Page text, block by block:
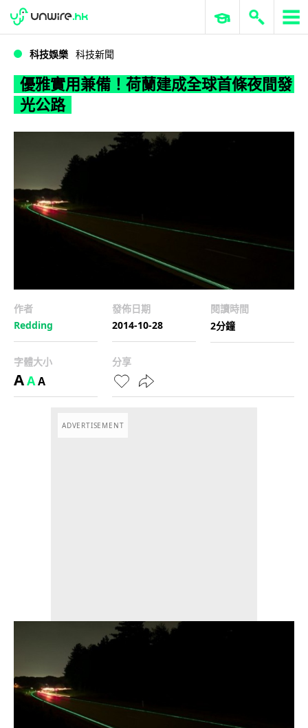
WWDC 2026 ERP 與商業 AI
科技娛樂 科技新聞
優雅實用兼備！荷蘭建成全球首條夜間發
光公路
作者
Redding
發佈日期
2014-10-28
閱讀時間
2分鐘
字體大小
AAA
分享
ADVERTISEMENT